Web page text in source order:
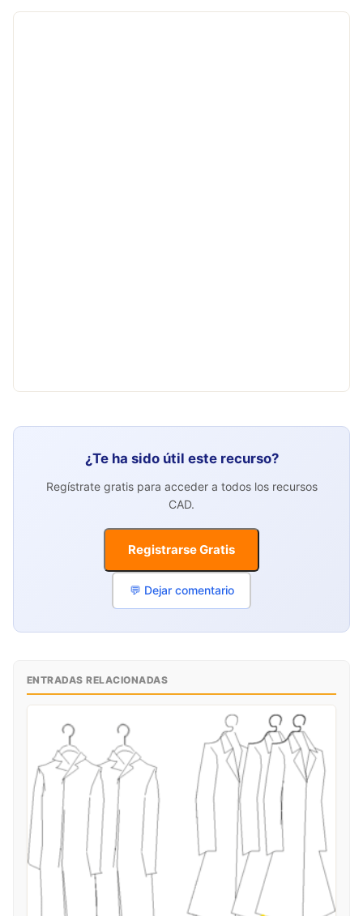
¿Te ha sido útil este recurso?
Regístrate gratis para acceder a todos los recursos
CAD.
Registrarse Gratis
💬 Dejar comentario
ENTRADAS RELACIONADAS